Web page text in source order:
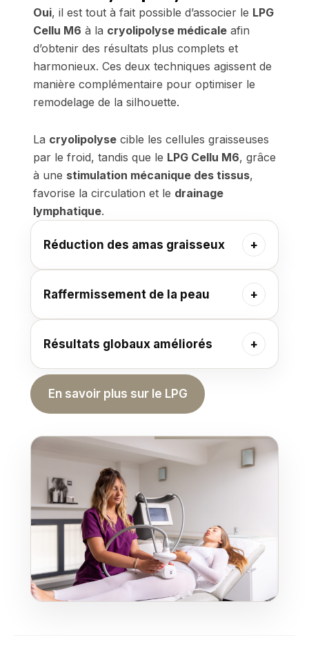
Oui, il est tout à fait possible d’associer le LPG
Cellu M6 à la cryolipolyse médicale afin
d’obtenir des résultats plus complets et
harmonieux. Ces deux techniques agissent de
manière complémentaire pour optimiser le
remodelage de la silhouette.
La cryolipolyse cible les cellules graisseuses
par le froid, tandis que le LPG Cellu M6, grâce
à une stimulation mécanique des tissus,
favorise la circulation et le drainage
lymphatique.
Réduction des amas graisseux
Raffermissement de la peau
Résultats globaux améliorés
En savoir plus sur le LPG